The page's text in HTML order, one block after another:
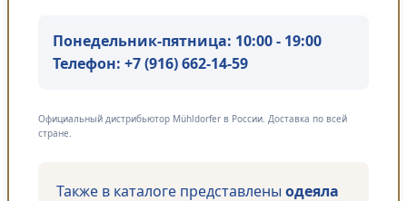
Понедельник-пятница: 10:00 - 19:00
Телефон: +7 (916) 662-14-59
Официальный дистрибьютор Mühldorfer в России. Доставка по всей
стране.
Также в каталоге представлены одеяла